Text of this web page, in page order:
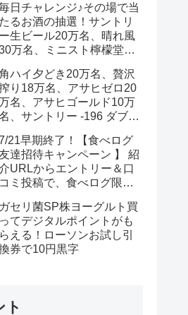
日チャレンジ♪その場で当
たるお酒の抽選！サントリ
ー生ビール20万名、晴れ風
万名、ミニスト檸檬堂2
ボール12.3万名
ハイ夕どき20万名、贅沢
り18万名、アサヒゼロ20
名、アサヒゴールド10万
、サントリー -196 ダブル
21早期終了！【食べログ
達招待キャンペーン 】 紹
URLからエントリー＆口
コミ投稿で、食べログ限定
トがもらえる
ガセリ菌SP株ヨーグルト買
ってデジタルポイントがも
らえる！ローソンお試し引
券で10円黒字
ト